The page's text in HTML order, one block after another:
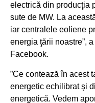
electrică din producţia
sute de MW. La
iar centralele eoliene
energia ţării noastre”,
Facebook.
”Ce contează în acest
energetic echilibrat şi
energetică. Vedem